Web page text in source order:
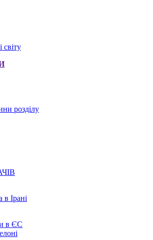
розділу
в Ірані
в ЄС